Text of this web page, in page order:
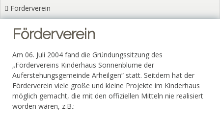
Förderverein
Förderverein
Am 06. Juli 2004 fand die Gründungssitzung des
„Fördervereins Kinderhaus Sonnenblume der
Auferstehungsgemeinde Arheilgen“ statt. Seitdem hat der
Förderverein viele große und kleine Projekte im Kinderhaus
möglich gemacht, die mit den offiziellen Mitteln nie realisiert
worden wären, z.B.: